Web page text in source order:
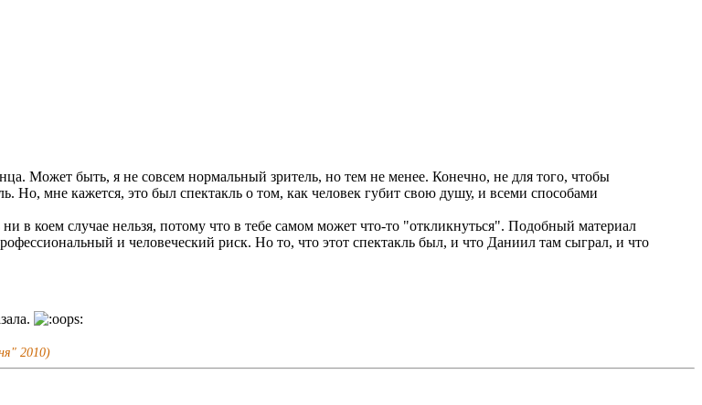
Может быть, я не совсем нормальный зритель, но тем не менее. Конечно, не для того, чтобы
мне кажется, это был спектакль о том, как человек губит свою душу, и всеми способами
в коем случае нельзя, потому что в тебе самом может что-то "откликнуться". Подобный материал
и человеческий риск. Но то, что этот спектакль был, и что Даниил там сыграл, и что
2010)